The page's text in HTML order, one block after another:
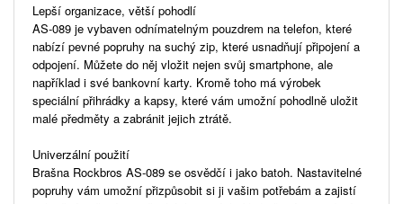
Lepší organizace, větší pohodlí
AS-089 je vybaven odnímatelným pouzdrem na telefon, které
nabízí pevné popruhy na suchý zip, které usnadňují připojení a
odpojení. Můžete do něj vložit nejen svůj smartphone, ale
například i své bankovní karty. Kromě toho má výrobek
speciální přihrádky a kapsy, které vám umožní pohodlně uložit
malé předměty a zabránit jejich ztrátě.
Univerzální použití
Brašna Rockbros AS-089 se osvědčí i jako batoh. Nastavitelné
popruhy vám umožní přizpůsobit si ji vašim potřebám a zajistí